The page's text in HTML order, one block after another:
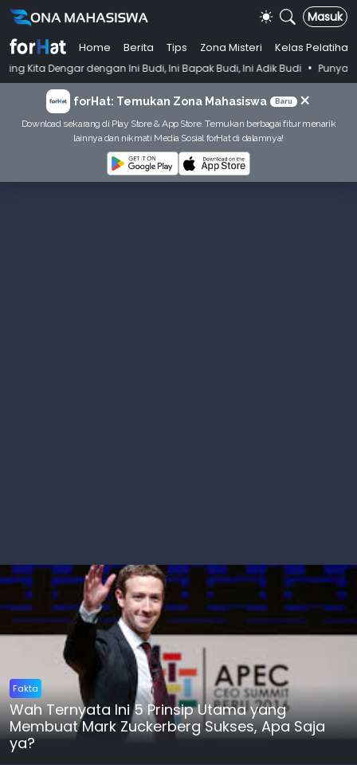
Masuk
Home Berita Tips Zona Misteri
Kelas Pelatihan
dengan Ini Budi, Ini Bapak Budi, Ini Adik Budi • Punya Tujuan
forHat: Temukan Zona Mahasiswa Baru ×
Download sekarang di Play Store & App Store. Temukan berbagai fitur menarik
lainnya dan nikmati Media Sosial forHat di dalamnya!
Fakta
Wah Ternyata Ini 5 Prinsip Utama yang
Membuat Mark Zuckerberg Sukses, Apa Saja
ya?